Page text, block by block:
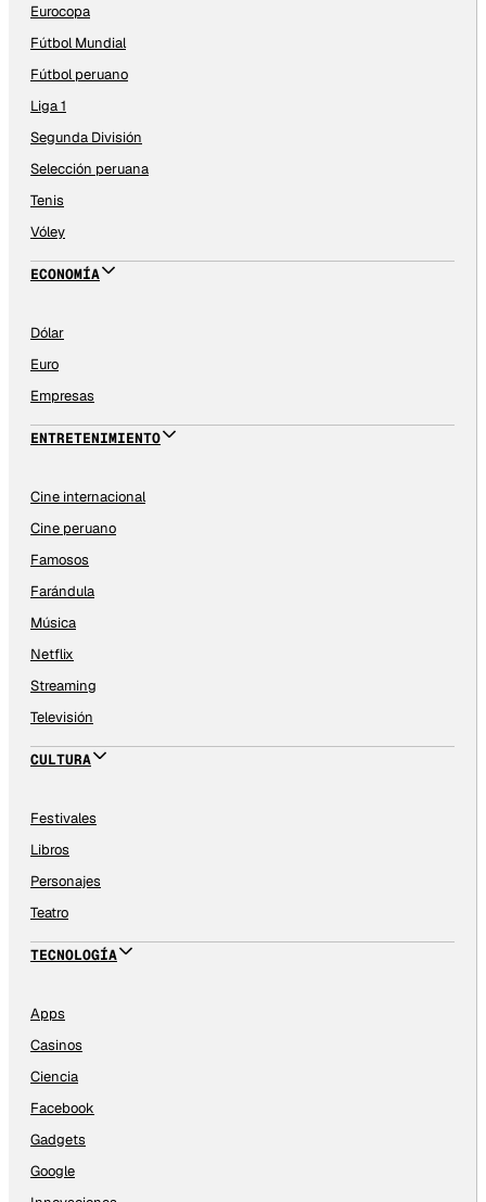
Eurocopa
Fútbol Mundial
Fútbol peruano
Liga 1
Segunda División
Selección peruana
Tenis
Vóley
ECONOMÍA
Dólar
Euro
Empresas
ENTRETENIMIENTO
Cine internacional
Cine peruano
Famosos
Farándula
Música
Netflix
Streaming
Televisión
CULTURA
Festivales
Libros
Personajes
Teatro
TECNOLOGÍA
Apps
Casinos
Ciencia
Facebook
Gadgets
Google